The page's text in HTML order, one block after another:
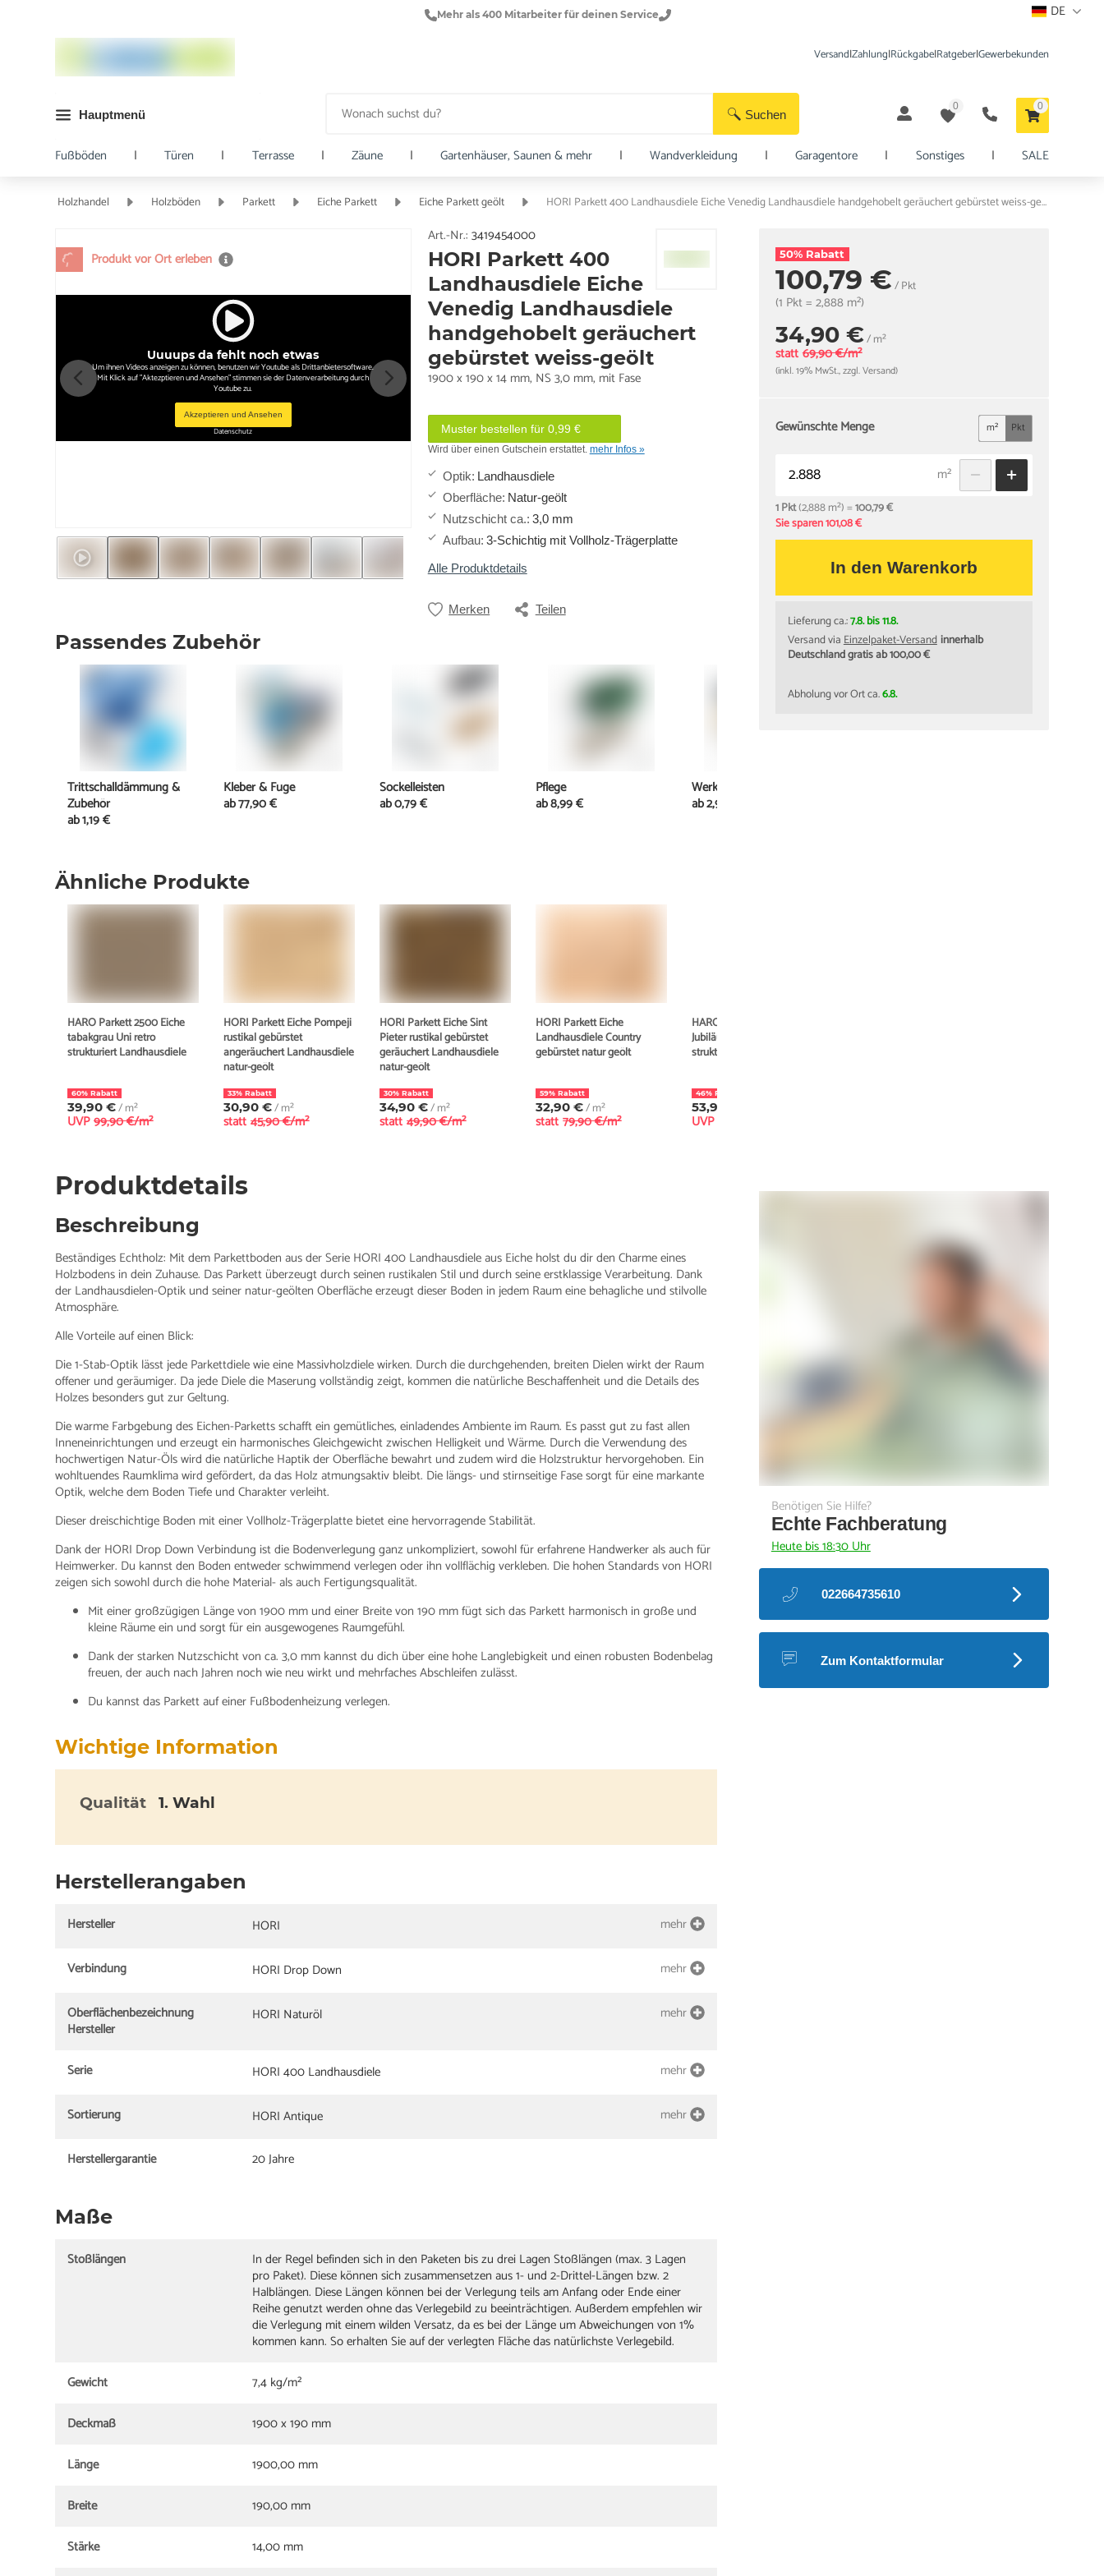
Mehr als 400 Mitarbeiter für deinen Service DE
Suchen
Versand|Zahlung|Rückgabe|Ratgeber|Gewerbekunden
Hauptmenü
0 0
Fußböden | Türen | Terrasse | Zäune | Gartenhäuser, Saunen & mehr | Wandverkleidung | Garagentore | Sonstiges | SALE
Holzhandel Holzböden Parkett Eiche Parkett Eiche Parkett geölt HORI Parkett 400 Landhausdiele Eiche Venedig Landhausdiele handgehobelt geräuchert gebürstet weiss-geölt
Produkt vor Ort erleben
Uuuups da fehlt noch etwas
Um ihnen Videos anzeigen zu können, benutzen wir Youtube als Drittanbietersoftware.
Mit Klick auf "Aktezptieren und Ansehen" stimmen sie der Datenverarbeitung durch
Youtube zu.
Akzeptieren und Ansehen
Datenschutz
Art.-Nr.: 3419454000
HORI Parkett 400
Landhausdiele Eiche
Venedig Landhausdiele
handgehobelt geräuchert
gebürstet weiss-geölt
1900 x 190 x 14 mm, NS 3,0 mm, mit Fase
Muster bestellen für 0,99 €
Wird über einen Gutschein erstattet. mehr Infos »
Optik: Landhausdiele
Oberfläche: Natur-geölt
Nutzschicht ca.: 3,0 mm
Aufbau: 3-Schichtig mit Vollholz-Trägerplatte
Alle Produktdetails
Merken Teilen
50% Rabatt
100,79 €/ Pkt
(1 Pkt = 2,888 m²)
34,90 €/ m²
statt 69,90 €/m²
(inkl. 19% MwSt., zzgl. Versand)
Gewünschte Menge m² Pkt
m²
1 Pkt(2,888 m²) =100,79 €
Sie sparen 101,08 €
In den Warenkorb
Lieferung ca.:7.8. bis 11.8.
Versand viaEinzelpaket-Versandinnerhalb
Deutschland gratis ab 100,00 €
Abholung vor Ort ca.6.8.
Ähnliche Produkte
HARO Parkett 2500 Eiche
tabakgrau Uni retro
strukturiert Landhausdiele
60% Rabatt
39,90 €/ m²
UVP 99,90 €/m²
HORI Parkett Eiche Pompeji
rustikal gebürstet
angeräuchert Landhausdiele
natur-geölt
33% Rabatt
30,90 €/ m²
statt 45,90 €/m²
HORI Parkett Eiche Sint
Pieter rustikal gebürstet
geräuchert Landhausdiele
natur-geölt
30% Rabatt
34,90 €/ m²
statt 49,90 €/m²
HORI Parkett Eiche
Landhausdiele Country
gebürstet natur geölt
59% Rabatt
32,90 €/ m²
statt 79,90 €/m²
HARO Parkett 4000 Eiche
Jubiläumsedition geräuchert
strukturiert Landhausdiele
46% Rabatt
53,90 €
UVP
Produktdetails
Beschreibung
Beständiges Echtholz: Mit dem Parkettboden aus der Serie HORI 400 Landhausdiele aus Eiche holst du dir den Charme eines
Holzbodens in dein Zuhause. Das Parkett überzeugt durch seinen rustikalen Stil und durch seine erstklassige Verarbeitung. Dank
der Landhausdielen-Optik und seiner natur-geölten Oberfläche erzeugt dieser Boden in jedem Raum eine behagliche und stilvolle
Atmosphäre.
Alle Vorteile auf einen Blick:
Die 1-Stab-Optik lässt jede Parkettdiele wie eine Massivholzdiele wirken. Durch die durchgehenden, breiten Dielen wirkt der Raum
offener und geräumiger. Da jede Diele die Maserung vollständig zeigt, kommen die natürliche Beschaffenheit und die Details des
Holzes besonders gut zur Geltung.
Die warme Farbgebung des Eichen-Parketts schafft ein gemütliches, einladendes Ambiente im Raum. Es passt gut zu fast allen
Inneneinrichtungen und erzeugt ein harmonisches Gleichgewicht zwischen Helligkeit und Wärme. Durch die Verwendung des
hochwertigen Natur-Öls wird die natürliche Haptik der Oberfläche bewahrt und zudem wird die Holzstruktur hervorgehoben. Ein
wohltuendes Raumklima wird gefördert, da das Holz atmungsaktiv bleibt. Die längs- und stirnseitige Fase sorgt für eine markante
Optik, welche dem Boden Tiefe und Charakter verleiht.
Dieser dreischichtige Boden mit einer Vollholz-Trägerplatte bietet eine hervorragende Stabilität.
Dank der HORI Drop Down Verbindung ist die Bodenverlegung ganz unkompliziert, sowohl für erfahrene Handwerker als auch für
Heimwerker. Du kannst den Boden entweder schwimmend verlegen oder ihn vollflächig verkleben. Die hohen Standards von HORI
zeigen sich sowohl durch die hohe Material- als auch Fertigungsqualität.
Mit einer großzügigen Länge von 1900 mm und einer Breite von 190 mm fügt sich das Parkett harmonisch in große und
kleine Räume ein und sorgt für ein ausgewogenes Raumgefühl.
Dank der starken Nutzschicht von ca. 3,0 mm kannst du dich über eine hohe Langlebigkeit und einen robusten Bodenbelag
freuen, der auch nach Jahren noch wie neu wirkt und mehrfaches Abschleifen zulässt.
Du kannst das Parkett auf einer Fußbodenheizung verlegen.
Wichtige Information
Qualität 1. Wahl
Herstellerangaben
Hersteller HORI mehr
Verbindung HORI Drop Down mehr
Oberflächenbezeichnung
Hersteller
HORI Naturöl mehr
Serie HORI 400 Landhausdiele mehr
Sortierung HORI Antique mehr
Herstellergarantie 20 Jahre
Maße
Stoßlängen
In der Regel befinden sich in den Paketen bis zu drei Lagen Stoßlängen (max. 3 Lagen
pro Paket). Diese können sich zusammensetzen aus 1- und 2-Drittel-Längen bzw. 2
Halblängen. Diese Längen können bei der Verlegung teils am Anfang oder Ende einer
Reihe genutzt werden ohne das Verlegebild zu beeinträchtigen. Außerdem empfehlen wir
die Verlegung mit einem wilden Versatz, da es bei der Länge um Abweichungen von 1%
kommen kann. So erhalten Sie auf der verlegten Fläche das natürlichste Verlegebild.
Gewicht
7,4 kg/m²
Deckmaß
1900 x 190 mm
Länge
1900,00 mm
Breite
190,00 mm
Stärke
14,00 mm
Passendes Zubehör
Trittschalldämmung &
Zubehör
ab1,19 €
Kleber & Fuge
ab77,90 €
Sockelleisten
ab0,79 €
Pflege
ab8,99 €
Werkzeuge
ab2,99 €
Benötigen Sie Hilfe?
Echte Fachberatung
Heute bis 18:30 Uhr
022664735610
Zum Kontaktformular